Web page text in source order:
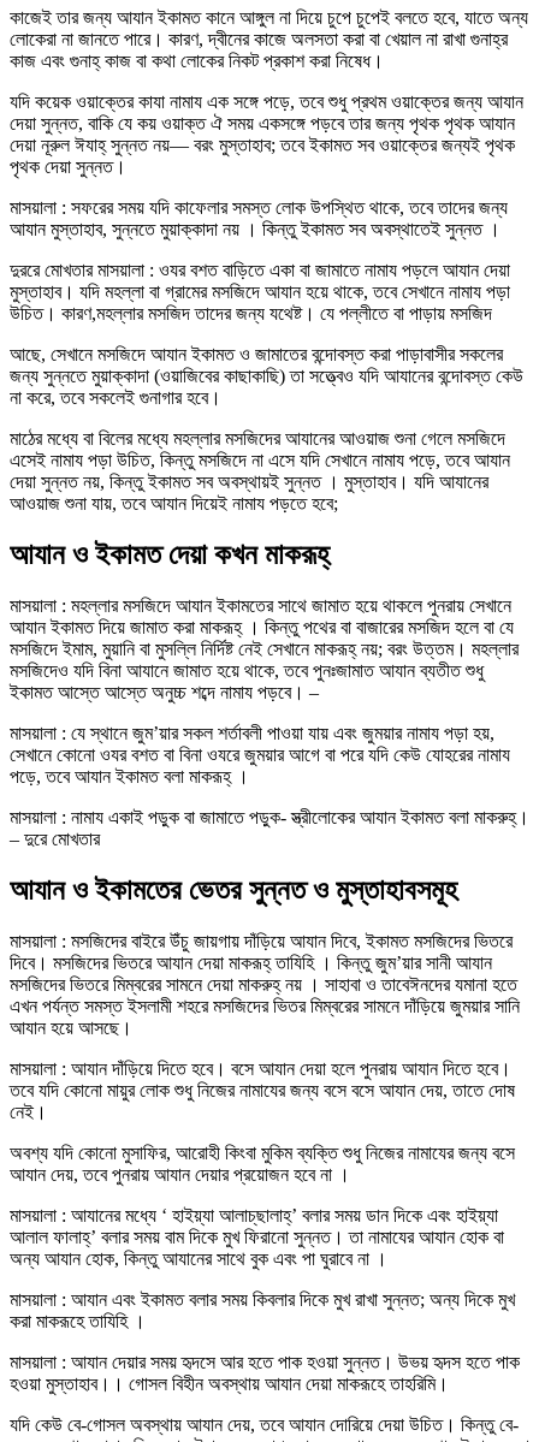
কাজেই তার জন্য আযান ইকামত কানে আঙ্গুল না দিয়ে চুপে চুপেই বলতে হবে, যাতে অন্য
লোকেরা না জানতে পারে। কারণ, দ্বীনের কাজে অলসতা করা বা খেয়াল না রাখা গুনাহ্র
কাজ এবং গুনাহ্ কাজ বা কথা লোকের নিকট প্রকাশ করা নিষেধ।
যদি কয়েক ওয়াক্তের কাযা নামায এক সঙ্গে পড়ে, তবে শুধু প্রথম ওয়াক্তের জন্য আযান
দেয়া সুন্নত, বাকি যে কয় ওয়াক্ত ঐ সময় একসঙ্গে পড়বে তার জন্য পৃথক পৃথক আযান
দেয়া নূরুল ঈযাহ্ সুন্নত নয়— বরং মুস্তাহাব; তবে ইকামত সব ওয়াক্তের জন্যই পৃথক
পৃথক দেয়া সুন্নত।
মাসয়ালা : সফরের সময় যদি কাফেলার সমস্ত লোক উপস্থিত থাকে, তবে তাদের জন্য
আযান মুস্তাহাব, সুন্নতে মুয়াক্কাদা নয় । কিন্তু ইকামত সব অবস্থাতেই সুন্নত ।
দুররে মোখতার মাসয়ালা : ওযর বশত বাড়িতে একা বা জামাতে নামায পড়লে আযান দেয়া
মুস্তাহাব। যদি মহল্লা বা গ্রামের মসজিদে আযান হয়ে থাকে, তবে সেখানে নামায পড়া
উচিত। কারণ,মহল্লার মসজিদ তাদের জন্য যথেষ্ট। যে পল্লীতে বা পাড়ায় মসজিদ
আছে, সেখানে মসজিদে আযান ইকামত ও জামাতের বন্দোবস্ত করা পাড়াবাসীর সকলের
জন্য সুন্নতে মুয়াক্কাদা (ওয়াজিবের কাছাকাছি) তা সত্ত্বেও যদি আযানের বন্দোবস্ত কেউ
না করে, তবে সকলেই গুনাগার হবে।
মাঠের মধ্যে বা বিলের মধ্যে মহল্লার মসজিদের আযানের আওয়াজ শুনা গেলে মসজিদে
এসেই নামায পড়া উচিত, কিন্তু মসজিদে না এসে যদি সেখানে নামায পড়ে, তবে আযান
দেয়া সুন্নত নয়, কিন্তু ইকামত সব অবস্থায়ই সুন্নত । মুস্তাহাব। যদি আযানের
আওয়াজ শুনা যায়, তবে আযান দিয়েই নামায পড়তে হবে;
আযান ও ইকামত দেয়া কখন মাকরূহ্
মাসয়ালা : মহল্লার মসজিদে আযান ইকামতের সাথে জামাত হয়ে থাকলে পুনরায় সেখানে
আযান ইকামত দিয়ে জামাত করা মাকরূহ্ । কিন্তু পথের বা বাজারের মসজিদ হলে বা যে
মসজিদে ইমাম, মুয়ানি বা মুসল্লি নির্দিষ্ট নেই সেখানে মাকরূহ্ নয়; বরং উত্তম। মহল্লার
মসজিদেও যদি বিনা আযানে জামাত হয়ে থাকে, তবে পুনঃজামাত আযান ব্যতীত শুধু
ইকামত আস্তে আস্তে অনুচ্চ শব্দে নামায পড়বে। –
মাসয়ালা : যে স্থানে জুম’য়ার সকল শর্তাবলী পাওয়া যায় এবং জুময়ার নামায পড়া হয়,
সেখানে কোনো ওযর বশত বা বিনা ওযরে জুময়ার আগে বা পরে যদি কেউ যোহরের নামায
পড়ে, তবে আযান ইকামত বলা মাকরূহ্ ।
মাসয়ালা : নামায একাই পড়ুক বা জামাতে পড়ুক- স্ত্রীলোকের আযান ইকামত বলা মাকরুহ্।
– দুরে মোখতার
আযান ও ইকামতের ভেতর সুন্নত ও মুস্তাহাবসমূহ
মাসয়ালা : মসজিদের বাইরে উঁচু জায়গায় দাঁড়িয়ে আযান দিবে, ইকামত মসজিদের ভিতরে
দিবে। মসজিদের ভিতরে আযান দেয়া মাকরূহ্ তাযিহি । কিন্তু জুম’য়ার সানী আযান
মসজিদের ভিতরে মিম্বরের সামনে দেয়া মাকরুহ্ নয় । সাহাবা ও তাবেঈনদের যমানা হতে
এখন পর্যন্ত সমস্ত ইসলামী শহরে মসজিদের ভিতর মিম্বরের সামনে দাঁড়িয়ে জুময়ার সানি
আযান হয়ে আসছে।
মাসয়ালা : আযান দাঁড়িয়ে দিতে হবে। বসে আযান দেয়া হলে পুনরায় আযান দিতে হবে।
তবে যদি কোনো মায়ুর লোক শুধু নিজের নামাযের জন্য বসে বসে আযান দেয়, তাতে দোষ
নেই।
অবশ্য যদি কোনো মুসাফির, আরোহী কিংবা মুকিম ব্যক্তি শুধু নিজের নামাযের জন্য বসে
আযান দেয়, তবে পুনরায় আযান দেয়ার প্রয়োজন হবে না ।
মাসয়ালা : আযানের মধ্যে ‘ হাইয়্যা আলাচ্‌ছালাহ্’ বলার সময় ডান দিকে এবং হাইয়্যা
আলাল ফালাহ্’ বলার সময় বাম দিকে মুখ ফিরানো সুন্নত। তা নামাযের আযান হোক বা
অন্য আযান হোক, কিন্তু আযানের সাথে বুক এবং পা ঘুরাবে না ।
মাসয়ালা : আযান এবং ইকামত বলার সময় কিবলার দিকে মুখ রাখা সুন্নত; অন্য দিকে মুখ
করা মাকরূহে তাযিহি ।
মাসয়ালা : আযান দেয়ার সময় হৃদসে আর হতে পাক হওয়া সুন্নত। উভয় হৃদস হতে পাক
হওয়া মুস্তাহাব।। গোসল বিহীন অবস্থায় আযান দেয়া মাকরূহে তাহরিমি।
যদি কেউ বে-গোসল অবস্থায় আযান দেয়, তবে আযান দোরিয়ে দেয়া উচিত। কিন্তু বে-